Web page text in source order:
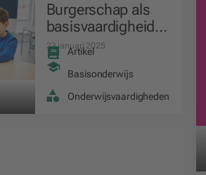
Burgerschap als
basisvaardigheid
van leerlingen:
context en
verplichtingen
23 januari 2025
Artikel
Basisonderwijs
Onderwijsvaardigheden